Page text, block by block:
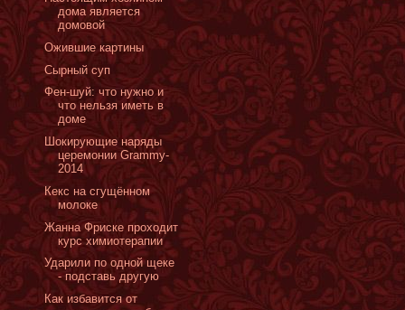
дома является
домовой
Ожившие картины
Сырный суп
Фен-шуй: что нужно и
что нельзя иметь в
доме
Шокирующие наряды
церемонии Grammy-
2014
Кекс на сгущённом
молоке
Жанна Фриске проходит
курс химиотерапии
Ударили по одной щеке
- подставь другую
Как избавится от